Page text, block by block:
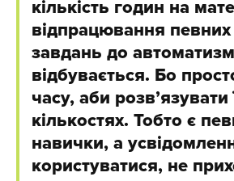
кількість годин на
відпрацювання певних
завдань до
відбувається. Бо
часу, аби розвʼязувати
кількостях. Тобто є
навички, а
користуватися, не